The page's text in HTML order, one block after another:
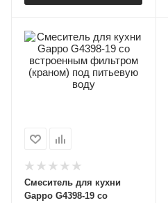
Смеситель для кухни
Gappo G4398-19 со